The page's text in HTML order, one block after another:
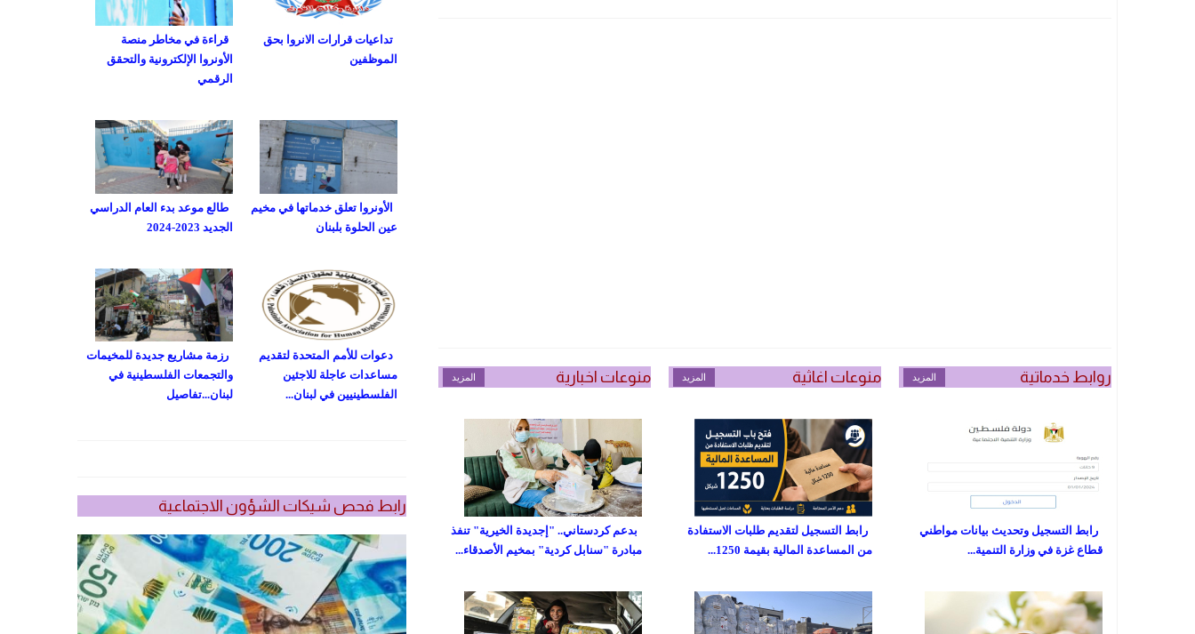
روابط خدماتية المزيد
رابط التسجيل وتحديث بيانات مواطني
قطاع غزة في وزارة التنمية...
منوعات اغاثية المزيد
رابط التسجيل لتقديم طلبات الاستفادة
من المساعدة المالية بقيمة 1250...
منوعات اخبارية المزيد
بدعم كردستاني.. "إجديدة الخيرية" تنفذ
مبادرة "سنابل كردية" بمخيم الأصدقاء...
قراءة في مخاطر منصة
الأونروا الإلكترونية والتحقق
الرقمي
تداعيات قرارات الانروا بحق
الموظفين
طالع موعد بدء العام الدراسي
الجديد 2023-2024
الأونروا تعلق خدماتها في مخيم
عين الحلوة بلبنان
رزمة مشاريع جديدة للمخيمات
والتجمعات الفلسطينية في
لبنان...تفاصيل
دعوات للأمم المتحدة لتقديم
مساعدات عاجلة للاجئين
الفلسطينيين في لبنان...
رابط فحص شيكات الشؤون الاجتماعية